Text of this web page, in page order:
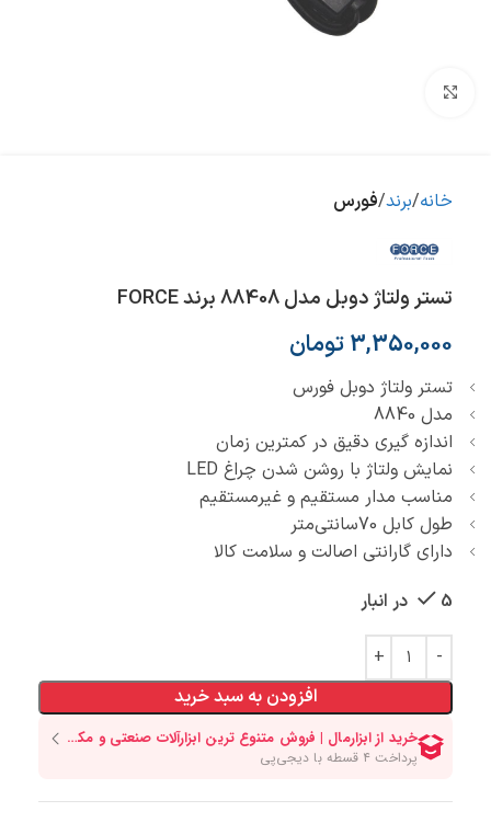
خانه برند فورس
تستر ولتاژ دوبل مدل 88408 برند FORCE
3,350,000تومان
تستر ولتاژ دوبل فورس
مدل 8840
اندازه گیری دقیق در کمترین زمان
نمایش ولتاژ با روشن شدن چراغ LED
مناسب مدار مستقیم و غیرمستقیم
طول کابل 70سانتی‌متر
دارای گارانتی اصالت و سلامت کالا
5 در انبار
افزودن به سبد خرید